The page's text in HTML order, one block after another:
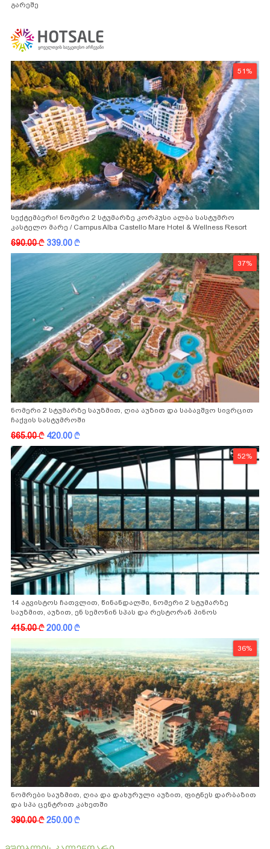
გარეშე
51%
სექტემბერი! ნომერი 2 სტუმარზე კორპუსი ალბა სასტუმრო
კასტელო მარე / Campus Alba Castello Mare Hotel & Wellness Resort
-სგან!
690.00k 339.00k
37%
ნომერი 2 სტუმარზე საუზმით, ღია აუზით და საბავშვო სივრცით
ჩაქვის სასტუმროში
665.00k 420.00k
52%
14 აგვისტოს ჩათვლით, წინანდალში, ნომერი 2 სტუმარზე
საუზმით, აუზით, ენ სემონინ სპას და რესტორან პინოს
ფასდაკლებით
415.00k200.00k
36%
ნომრები საუზმით, ღია და დახურული აუზით, ფიტნეს დარბაზით
და სპა ცენტრით კახეთში
390.00k250.00k